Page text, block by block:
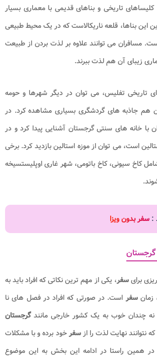
کلیساهای تاریخی و بناهای قدیمی با معماری بسیار
این بناها، قلعه ناریکالاست که در یک محیط طبیعی
است. مسافران می توانند علاوه بر لذت بردن از طبیعت
زیبای آن هم لذت ببرند.
تاریخی تفلیس، می توان در دیگر شهرها و حومه
هم جاذبه های گردشگری بسیاری مشاهده کرد. در
با خانه های سنتی گرجستان آشنایی پیدا کرد و در
است، می توان از موزه استالین بازدید کرد. برخی
کاخ سیونی، کاخ باتومی، شهر غاری اوپلیستسیخه
: سفر بدون ویزا
گرجستان
برایسفر، یکی از مهم ترین نکاتی که افراد باید به
زمانسفراست. در صورتی که افراد در فصل های نا
چندان خوب به یک کشور خارجی مانندگرجستان
نتوانند نهایت لذت را ازسفرخود برده و با مشکلات
همین راستا در ادامه این بخش به این موضوع